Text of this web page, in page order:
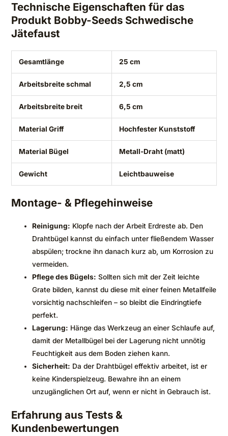
Technische Eigenschaften für das
Produkt Bobby-Seeds Schwedische
Jätefaust
Gesamtlänge 25 cm
Arbeitsbreite schmal 2,5 cm
Arbeitsbreite breit 6,5 cm
Material Griff Hochfester Kunststoff
Material Bügel Metall-Draht (matt)
Gewicht Leichtbauweise
Montage- & Pflegehinweise
Reinigung: Klopfe nach der Arbeit Erdreste ab. Den
Drahtbügel kannst du einfach unter fließendem Wasser
abspülen; trockne ihn danach kurz ab, um Korrosion zu
vermeiden.
Pflege des Bügels: Sollten sich mit der Zeit leichte
Grate bilden, kannst du diese mit einer feinen Metallfeile
vorsichtig nachschleifen – so bleibt die Eindringtiefe
perfekt.
Lagerung: Hänge das Werkzeug an einer Schlaufe auf,
damit der Metallbügel bei der Lagerung nicht unnötig
Feuchtigkeit aus dem Boden ziehen kann.
Sicherheit: Da der Drahtbügel effektiv arbeitet, ist er
keine Kinderspielzeug. Bewahre ihn an einem
unzugänglichen Ort auf, wenn er nicht in Gebrauch ist.
Erfahrung aus Tests &
Kundenbewertungen